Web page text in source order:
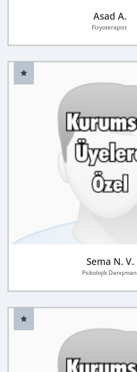
Asad A.
Fizyoterapist
Sema N. V.
Psikolojik Danışman